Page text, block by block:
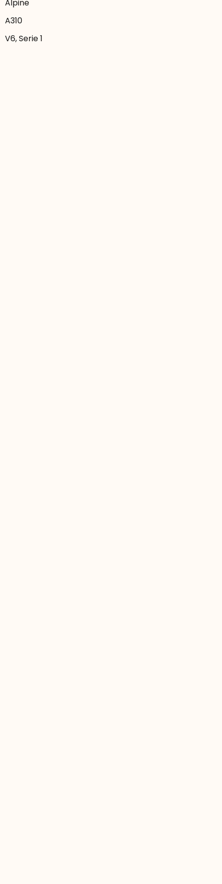
Alpine
A310
V6, Serie 1